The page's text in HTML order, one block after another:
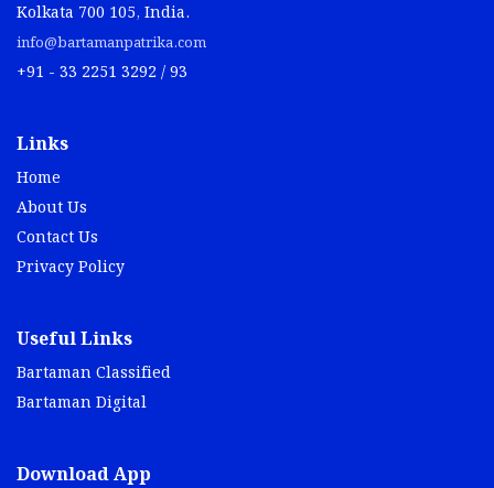
Kolkata 700 105, India.
info@bartamanpatrika.com
+91 - 33 2251 3292 / 93
Links
Home
About Us
Contact Us
Privacy Policy
Useful Links
Bartaman Classified
Bartaman Digital
Download App